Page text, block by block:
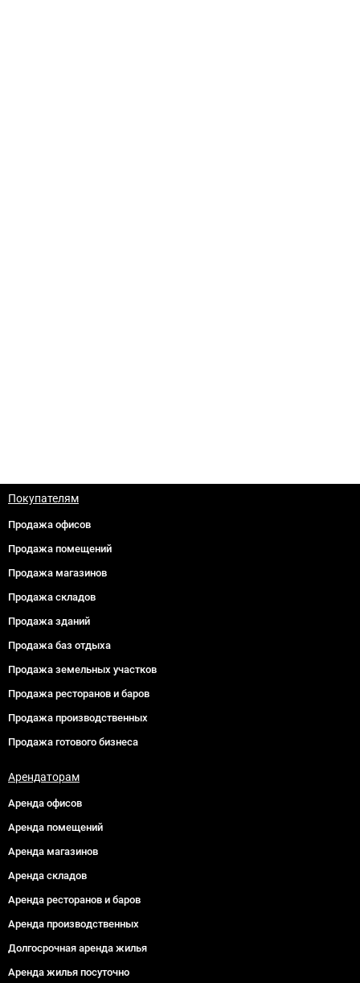
Покупателям
Продажа офисов
Продажа помещений
Продажа магазинов
Продажа складов
Продажа зданий
Продажа баз отдыха
Продажа земельных участков
Продажа ресторанов и баров
Продажа производственных
Продажа готового бизнеса
Арендаторам
Аренда офисов
Аренда помещений
Аренда магазинов
Аренда складов
Аренда ресторанов и баров
Аренда производственных
Долгосрочная аренда жилья
Аренда жилья посуточно